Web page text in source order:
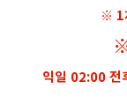
※ 1
익일 02:00 전